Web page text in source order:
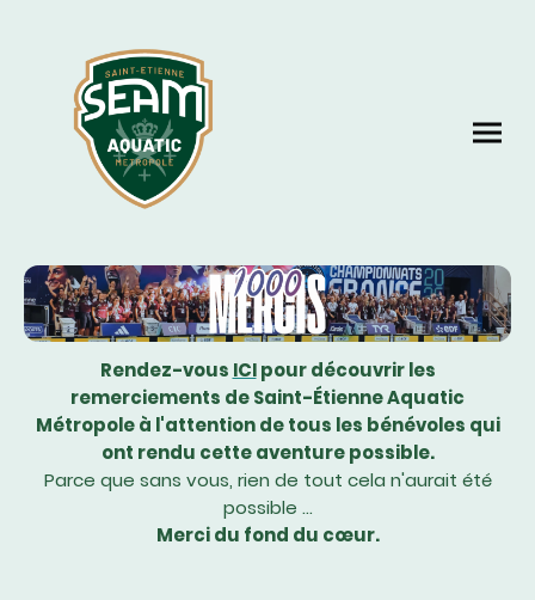
Rendez-vous ICIpour découvrir les
remerciements de Saint-Étienne Aquatic
Métropole à l'attention de tous les bénévoles qui
ont rendu cette aventure possible.
Parce que sans vous, rien de tout cela n'aurait été
possible ...
Merci du fond du cœur.